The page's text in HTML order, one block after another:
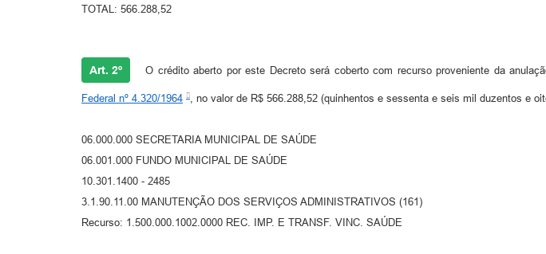
TOTAL: 566.288,52
Art. 2º O crédito aberto por este Decreto será coberto com recurso proveniente da
Federal nº 4.320/1964 , no valor de R$ 566.288,52 (quinhentos e sessenta e seis mil duzentos e
06.000.000 SECRETARIA MUNICIPAL DE SAÚDE
06.001.000 FUNDO MUNICIPAL DE SAÚDE
10.301.1400 - 2485
3.1.90.11.00 MANUTENÇÃO DOS SERVIÇOS ADMINISTRATIVOS (161)
Recurso: 1.500.000.1002.0000 REC. IMP. E TRANSF. VINC. SAÚDE